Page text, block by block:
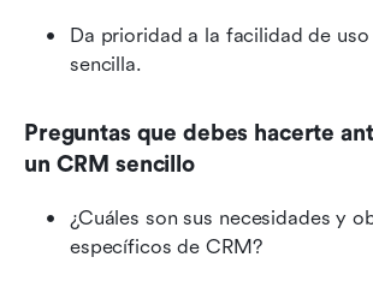
Da prioridad a la facilidad de
sencilla.
Preguntas que debes hacerte
un CRM sencillo
¿Cuáles son sus necesidades y
específicos de CRM?